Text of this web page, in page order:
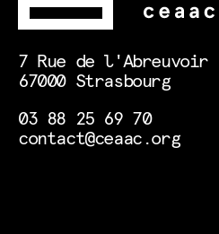
7 Rue de l'Abreuvoir
67000 Strasbourg
03 88 25 69 70
contact@ceaac.org